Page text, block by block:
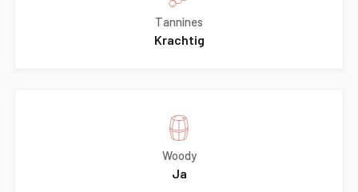
Tannines
Krachtig
Woody
Ja